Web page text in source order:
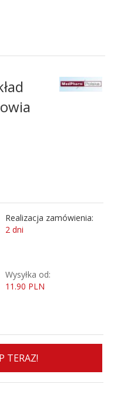
Realizacja zamówienia:
2 dni
Wysyłka od:
11.90 PLN
TERAZ!